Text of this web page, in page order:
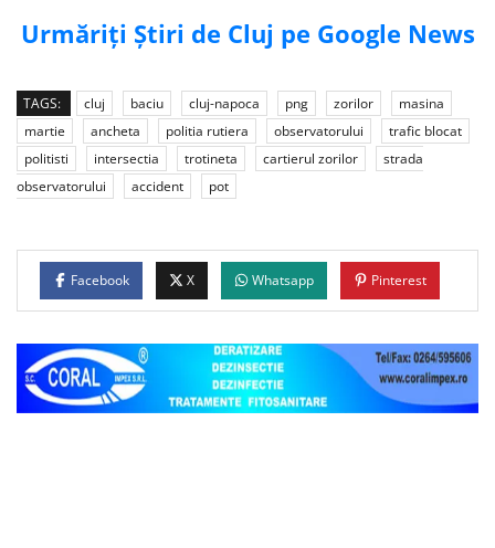
Urmăriți Știri de Cluj pe Google News
TAGS: cluj baciu cluj-napoca png zorilor
masina
martie
ancheta politia rutiera observatorului
trafic blocat
politisti
intersectia trotineta cartierul zorilor
strada
observatorului
accident pot
Facebook X Whatsapp Pinterest